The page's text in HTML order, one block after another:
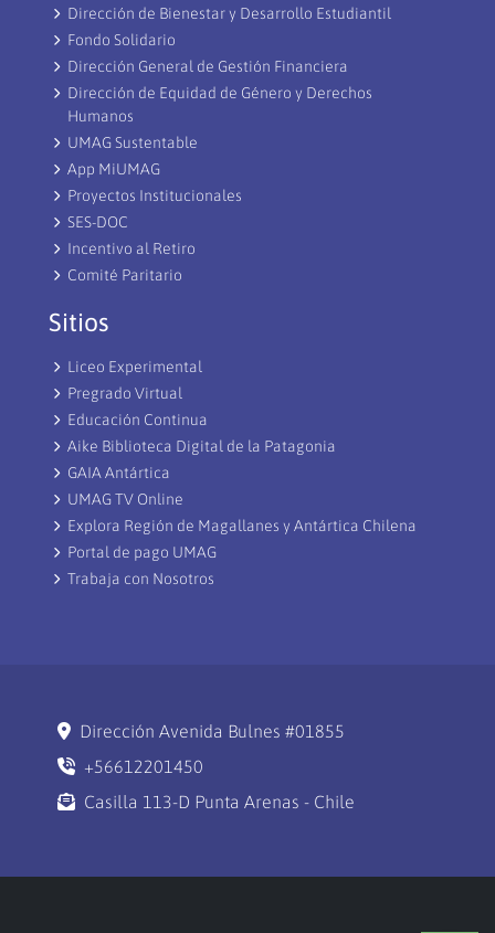
Dirección de Bienestar y Desarrollo Estudiantil
Fondo Solidario
Dirección General de Gestión Financiera
Dirección de Equidad de Género y Derechos
Humanos
UMAG Sustentable
App MiUMAG
Proyectos Institucionales
SES-DOC
Incentivo al Retiro
Comité Paritario
Sitios
Liceo Experimental
Pregrado Virtual
Educación Continua
Aike Biblioteca Digital de la Patagonia
GAIA Antártica
UMAG TV Online
Explora Región de Magallanes y Antártica Chilena
Portal de pago UMAG
Trabaja con Nosotros
Dirección Avenida Bulnes #01855
+56612201450
Casilla 113-D Punta Arenas - Chile